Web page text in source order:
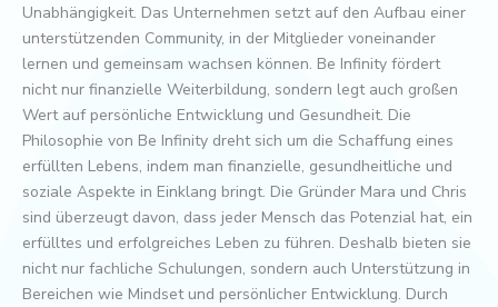
Unabhängigkeit. Das Unternehmen setzt auf den Aufbau einer
unterstützenden Community, in der Mitglieder voneinander
lernen und gemeinsam wachsen können. Be Infinity fördert
nicht nur finanzielle Weiterbildung, sondern legt auch großen
Wert auf persönliche Entwicklung und Gesundheit. Die
Philosophie von Be Infinity dreht sich um die Schaffung eines
erfüllten Lebens, indem man finanzielle, gesundheitliche und
soziale Aspekte in Einklang bringt. Die Gründer Mara und Chris
sind überzeugt davon, dass jeder Mensch das Potenzial hat, ein
erfülltes und erfolgreiches Leben zu führen. Deshalb bieten sie
nicht nur fachliche Schulungen, sondern auch Unterstützung in
Bereichen wie Mindset und persönlicher Entwicklung. Durch